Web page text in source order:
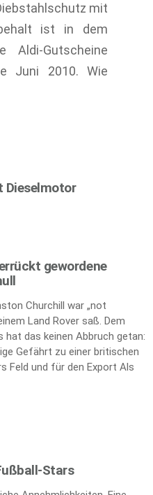
mit
ist in dem
Aldi-Gutscheine
Juni 2010. Wie
Dieselmotor
gewordene
Churchill war „not
Land Rover saß. Dem
das keinen Abbruch getan:
Gefährt zu einer britischen
Feld und für den Export Als
Stars